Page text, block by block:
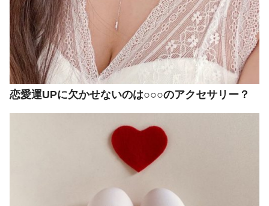
恋愛運UPに欠かせないのは○○○のアクセサリー？